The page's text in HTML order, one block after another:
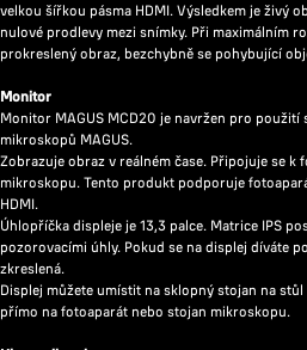
velkou šířkou pásma HDMI. Výsledkem je živý
nulové prodlevy mezi snímky. Při maximálním
prokreslený obraz, bezchybně se pohybující
Monitor
Monitor MAGUS MCD20 je navržen pro použití
mikroskopů MAGUS.
Zobrazuje obraz v reálném čase. Připojuje se k
mikroskopu. Tento produkt podporuje
HDMI.
Úhlopříčka displeje je 13,3 palce. Matrice IPS
pozorovacími úhly. Pokud se na displej díváte
zkreslená.
Displej můžete umístit na sklopný stojan na
přímo na fotoaparát nebo stojan mikroskopu.